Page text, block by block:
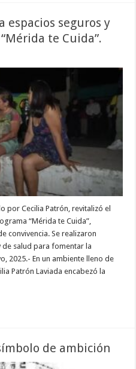
espacios seguros y
te Cuida”.
por Cecilia Patrón, revitalizó el
“Mérida te Cuida”,
convivencia. Se realizaron
de salud para fomentar la
2025.- En un ambiente lleno de
Patrón Laviada encabezó la
de ambición